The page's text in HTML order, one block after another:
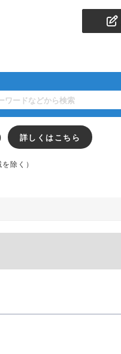
詳しくはこちら
除く）
方法